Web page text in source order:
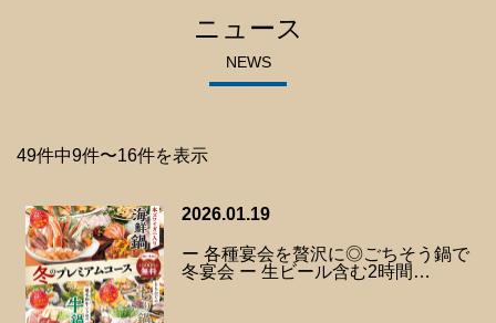
ニュース
NEWS
49件中9件〜16件を表示
2026.01.19
ー 各種宴会を贅沢に◎ごちそう鍋で
冬宴会 ー 生ビール含む2時間…